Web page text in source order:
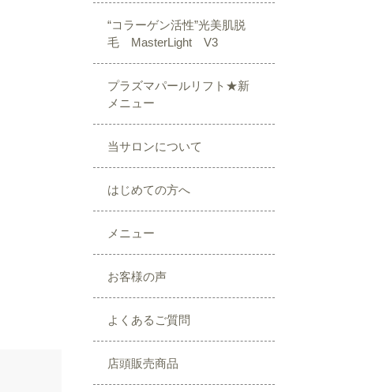
“コラーゲン活性”光美肌脱
毛 MasterLight V3
プラズマパールリフト★新
メニュー
当サロンについて
はじめての方へ
メニュー
お客様の声
よくあるご質問
店頭販売商品